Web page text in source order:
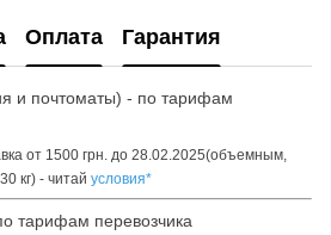
Оплата Гарантия
и почтоматы) - по тарифам
1500 грн. до 28.02.2025(объемным,
кг) - читай условия*
тарифам перевозчика